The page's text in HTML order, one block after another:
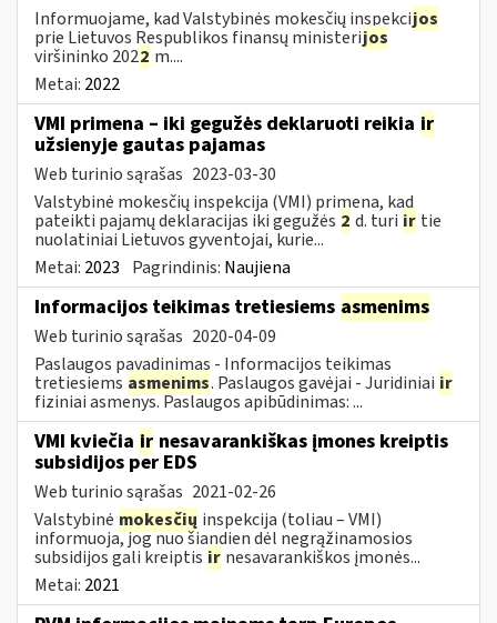
Informuojame, kad Valstybinės mokesčių inspekcijos
prie Lietuvos Respublikos finansų ministerijos
viršininko 2022 m....
Metai: 2022
VMI primena – iki gegužės deklaruoti reikia ir
užsienyje gautas pajamas
Web turinio sąrašas 2023-03-30
Valstybinė mokesčių inspekcija (VMI) primena, kad
pateikti pajamų deklaracijas iki gegužės 2 d. turi ir tie
nuolatiniai Lietuvos gyventojai, kurie...
Metai: 2023 Pagrindinis: Naujiena
Informacijos teikimas tretiesiems asmenims
Web turinio sąrašas 2020-04-09
Paslaugos pavadinimas - Informacijos teikimas
tretiesiems asmenims. Paslaugos gavėjai - Juridiniai ir
fiziniai asmenys. Paslaugos apibūdinimas: ...
VMI kviečia ir nesavarankiškas įmones kreiptis
subsidijos per EDS
Web turinio sąrašas 2021-02-26
Valstybinė mokesčių inspekcija (toliau – VMI)
informuoja, jog nuo šiandien dėl negrąžinamosios
subsidijos gali kreiptis ir nesavarankiškos įmonės...
Metai: 2021